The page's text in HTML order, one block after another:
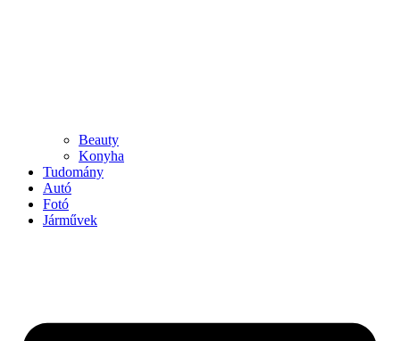
Beauty
Konyha
Tudomány
Autó
Fotó
Járművek